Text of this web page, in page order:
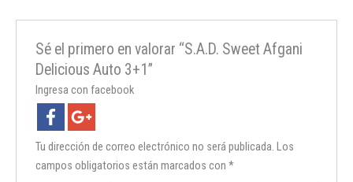
Sé el primero en valorar “S.A.D. Sweet Afgani
Delicious Auto 3+1”
Ingresa con facebook
Tu dirección de correo electrónico no será publicada. Los
campos obligatorios están marcados con*